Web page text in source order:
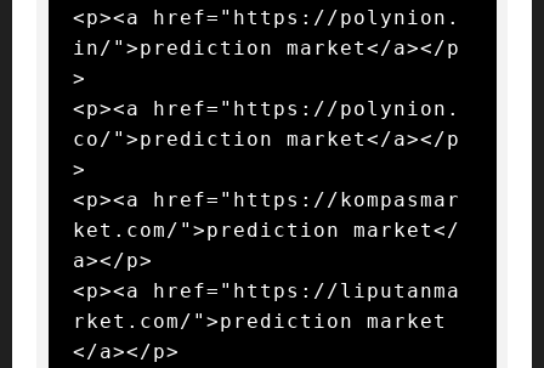
<p><a href="https://polynion.
in/">prediction market</a></p
>
<p><a href="https://polynion.
co/">prediction market</a></p
>
<p><a href="https://kompasmar
ket.com/">prediction market</
a></p>
<p><a href="https://liputanma
rket.com/">prediction market
</a></p>